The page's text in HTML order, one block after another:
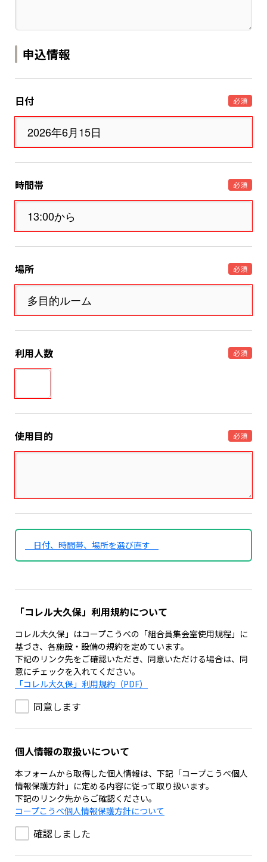
申込情報
日付 必須
時間帯 必須
場所 必須
利用人数 必須
使用目的 必須
日付、時間帯、場所を選び直す
「コレル大久保」利用規約について
コレル大久保」はコープこうべの「組合員集会室使用規程」に
基づき、各施設・設備の規約を定めています。
下記のリンク先をご確認いただき、同意いただける場合は、同
意にチェックを入れてください。
「コレル大久保」利用規約（PDF）
同意します
個人情報の取扱いについて
本フォームから取得した個人情報は、下記「コープこうべ個人
情報保護方針」に定める内容に従って取り扱います。
下記のリンク先からご確認ください。
コープこうべ個人情報保護方針について
確認しました